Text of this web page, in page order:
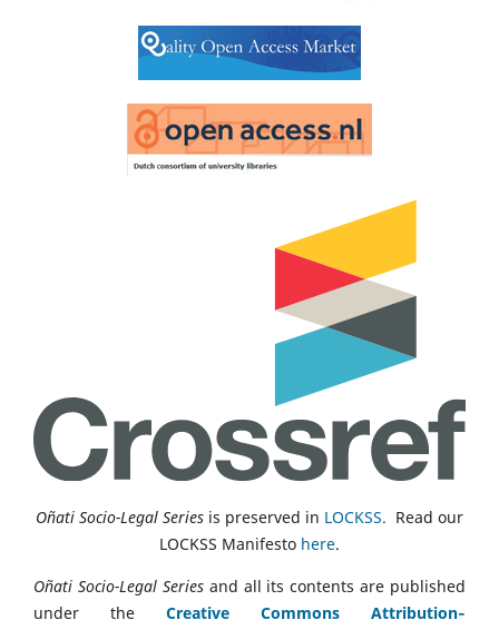
Oñati Socio-Legal Series is preserved in LOCKSS. Read our
LOCKSS Manifesto here.
Oñati Socio-Legal Seriesand all its contents are published
under the Creative Commons Attribution‑